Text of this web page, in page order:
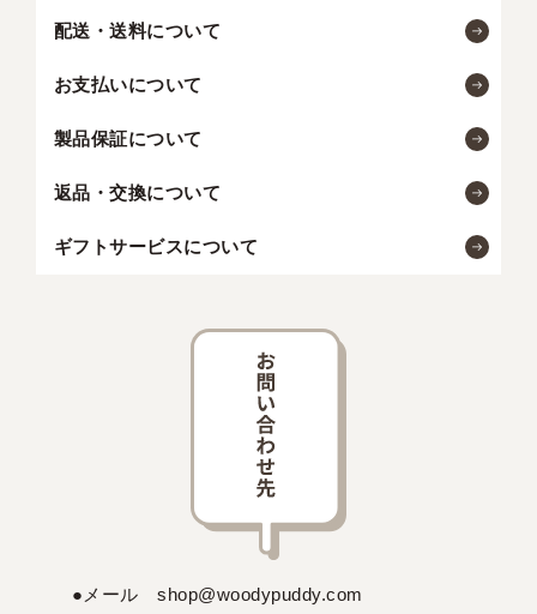
配送・送料について
お支払いについて
製品保証について
返品・交換について
ギフトサービスについて
●メール shop@woodypuddy.com